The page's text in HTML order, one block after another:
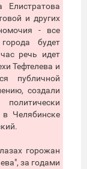
Елистратова
и других
- все
будет
речь идет
Тефтелева и
публичной
создали
в Челябинске
горожан
за годами